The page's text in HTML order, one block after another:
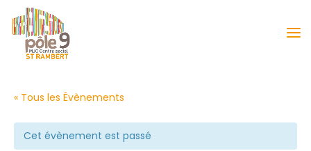
« Tous les Évènements
Cet évènement est passé